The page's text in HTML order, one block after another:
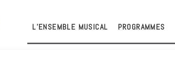
L’ENSEMBLE MUSICAL PROGRAMMES